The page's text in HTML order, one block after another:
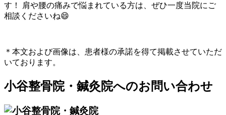
す！ 肩や腰の痛みで悩まれている方は、ぜひ一度当院にご
相談くださいね😄
＊本文および画像は、患者様の承諾を得て掲載させていただ
いております。
小谷整骨院・鍼灸院へのお問い合わせ